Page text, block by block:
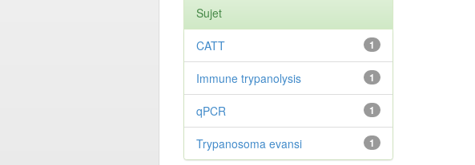
Sujet
1
CATT
1
Immune trypanolysis
1
qPCR
1
Trypanosoma evansi